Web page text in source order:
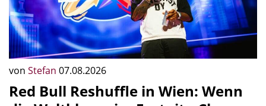
von Stefan 07.08.2026
Red Bull Reshuffle in Wien: Wenn